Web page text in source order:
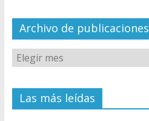
el
Archivo de publicaciones
Las más leídas